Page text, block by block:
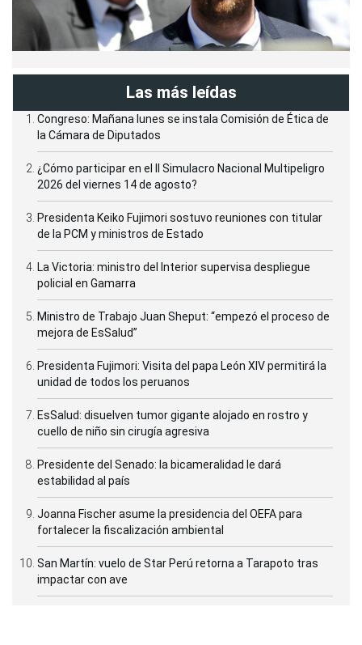
Las más leídas
Congreso: Mañana lunes se instala Comisión de Ética de
la Cámara de Diputados
¿Cómo participar en el II Simulacro Nacional Multipeligro
2026 del viernes 14 de agosto?
Presidenta Keiko Fujimori sostuvo reuniones con titular
de la PCM y ministros de Estado
La Victoria: ministro del Interior supervisa despliegue
policial en Gamarra
Ministro de Trabajo Juan Sheput: “empezó el proceso de
mejora de EsSalud”
Presidenta Fujimori: Visita del papa León XIV permitirá la
unidad de todos los peruanos
EsSalud: disuelven tumor gigante alojado en rostro y
cuello de niño sin cirugía agresiva
Presidente del Senado: la bicameralidad le dará
estabilidad al país
Joanna Fischer asume la presidencia del OEFA para
fortalecer la fiscalización ambiental
San Martín: vuelo de Star Perú retorna a Tarapoto tras
impactar con ave